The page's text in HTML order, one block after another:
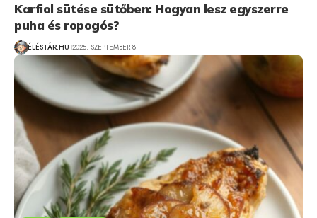
Karfiol sütése sütőben: Hogyan lesz egyszerre
puha és ropogós?
ÉLÉSTÁR.HU 2025. SZEPTEMBER 8.